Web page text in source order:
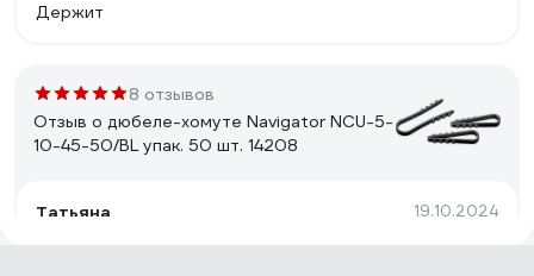
Держит
8 отзывов
Отзыв о дюбеле-хомуте Navigator NCU-5-
10-45-50/BL упак. 50 шт. 14208
Татьяна 19.10.2024
Прочные и гибкие нейлоновые хомуты. Удобно и